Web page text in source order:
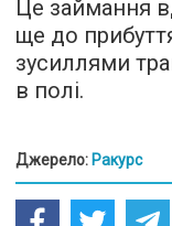
Це займання
ще до
зусиллями
в полі.
Джерело: Ракурс